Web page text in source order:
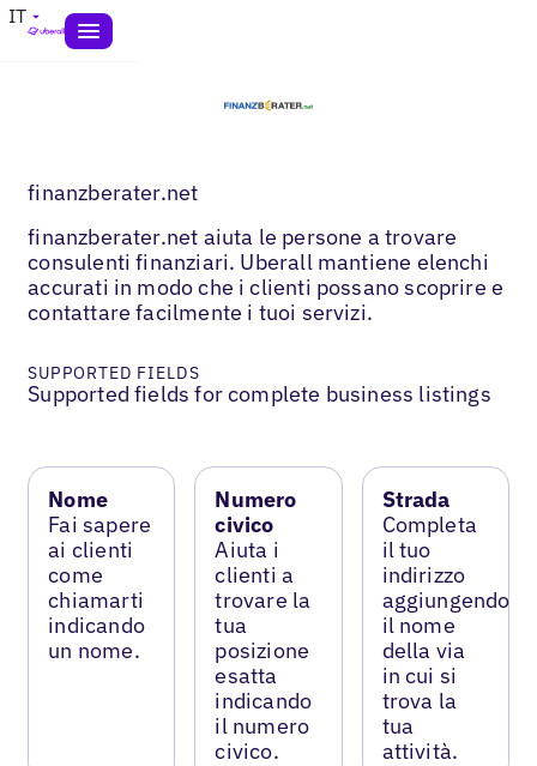
IT
finanzberater.net
finanzberater.net aiuta le persone a trovare
consulenti finanziari. Uberall mantiene elenchi
accurati in modo che i clienti possano scoprire e
contattare facilmente i tuoi servizi.
SUPPORTED FIELDS
Supported fields for complete business listings
Nome
Fai sapere
ai clienti
come
chiamarti
indicando
un nome.
Numero
civico
Aiuta i
clienti a
trovare la
tua
posizione
esatta
indicando
il numero
civico.
Strada
Completa
il tuo
indirizzo
aggiungendo
il nome
della via
in cui si
trova la
tua
attività.